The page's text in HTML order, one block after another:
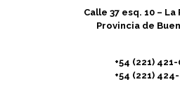
Calle 37 esq. 10 – La
Provincia de
+54 (221)
+54 (221)